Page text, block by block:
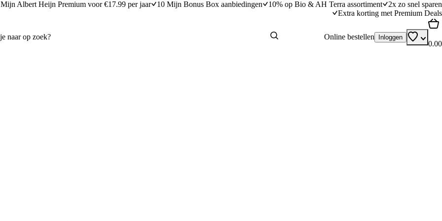
Mijn Albert Heijn Premium voor €17.99 per jaar 10 Mijn Bonus Box aanbiedingen 10% op Bio & AH Terra assortiment
2x zo snel sparen
Extra korting met Premium Deals
Online bestellen Inloggen
0.00